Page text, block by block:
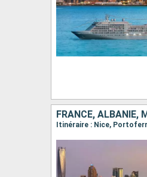
FRANCE, ALBANIE,